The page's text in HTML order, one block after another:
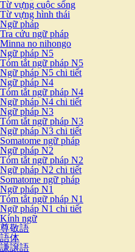
Từ vựng cuộc sống
Từ vựng hình thái
Ngữ pháp
Tra cứu ngữ pháp
Minna no nihongo
Ngữ pháp N5
Tóm tắt ngữ pháp N5
Ngữ pháp N5 chi tiết
Ngữ pháp N4
Tóm tắt ngữ pháp N4
Ngữ pháp N4 chi tiết
Ngữ pháp N3
Tóm tắt ngữ pháp N3
Ngữ pháp N3 chi tiết
Somatome ngữ pháp
Ngữ pháp N2
Tóm tắt ngữ pháp N2
Ngữ pháp N2 chi tiết
Somatome ngữ pháp
Ngữ pháp N1
Tóm tắt ngữ pháp N1
Ngữ pháp N1 chi tiết
Kính ngữ
尊敬語
語体
謙譲語